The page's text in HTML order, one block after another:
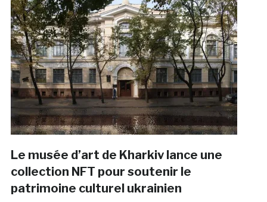
Le musée d’art de Kharkiv lance une
collection NFT pour soutenir le
patrimoine culturel ukrainien